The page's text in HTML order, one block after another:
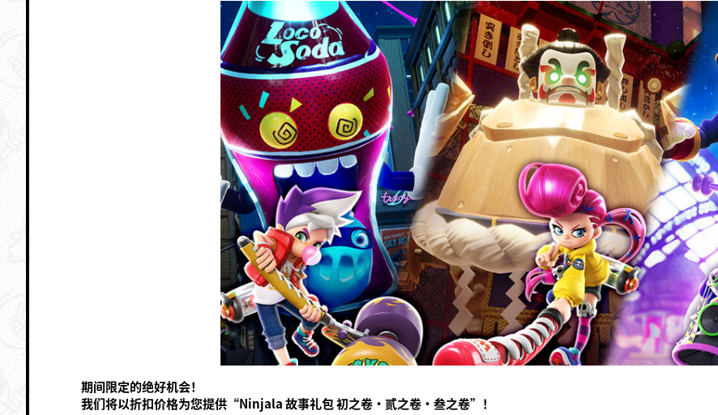
期间限定的绝好机会！
我们将以折扣价格为您提供“Ninjala 故事礼包 初之卷·贰之卷·叁之卷”！